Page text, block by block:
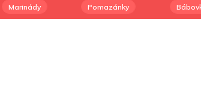
Marinády Pomazánky